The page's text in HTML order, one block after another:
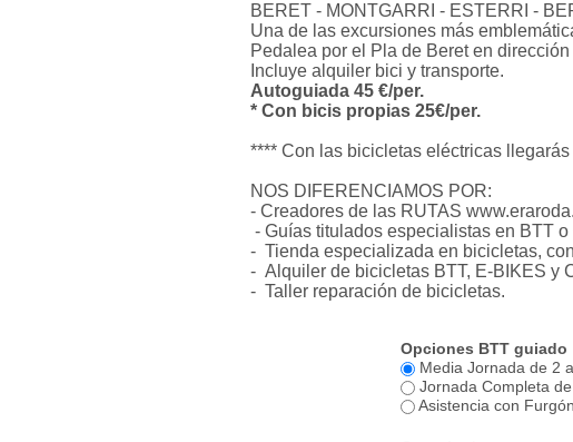
BERET - MONTGARRI - ESTERRI -
Una de las excursiones más
Pedalea por el Pla de Beret en
Incluye alquiler bici y transporte.
Autoguiada 45 €/per.
* Con bicis propias 25€/per.
**** Con las bicicletas eléctricas
NOS DIFERENCIAMOS POR:
- Creadores de las RUTAS
- Guías titulados especialistas en BTT
- Tienda especializada en bicicletas,
- Alquiler de bicicletas BTT, E-BIKES y
- Taller reparación de bicicletas.
Opciones BTT guiado
Media Jornada de 2
Jornada Completa
Asistencia con